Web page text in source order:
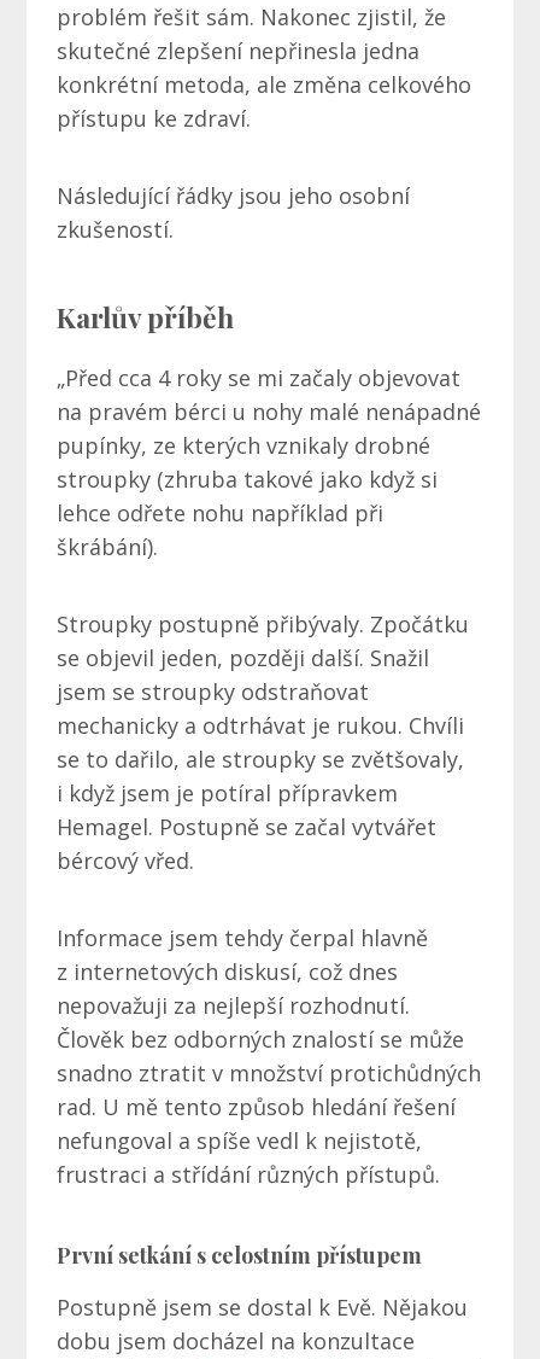
problém řešit sám. Nakonec zjistil, že
skutečné zlepšení nepřinesla jedna
konkrétní metoda, ale změna celkového
přístupu ke zdraví.
Následující řádky jsou jeho osobní
zkušeností.
Karlův příběh
„Před cca 4 roky se mi začaly objevovat
na pravém bérci u nohy malé nenápadné
pupínky, ze kterých vznikaly drobné
stroupky (zhruba takové jako když si
lehce odřete nohu například při
škrábání).
Stroupky postupně přibývaly. Zpočátku
se objevil jeden, později další. Snažil
jsem se stroupky odstraňovat
mechanicky a odtrhávat je rukou. Chvíli
se to dařilo, ale stroupky se zvětšovaly,
i když jsem je potíral přípravkem
Hemagel. Postupně se začal vytvářet
bércový vřed.
Informace jsem tehdy čerpal hlavně
z internetových diskusí, což dnes
nepovažuji za nejlepší rozhodnutí.
Člověk bez odborných znalostí se může
snadno ztratit v množství protichůdných
rad. U mě tento způsob hledání řešení
nefungoval a spíše vedl k nejistotě,
frustraci a střídání různých přístupů.
První setkání s celostním přístupem
Postupně jsem se dostal k Evě. Nějakou
dobu jsem docházel na konzultace